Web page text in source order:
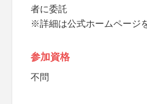
者に委託
※詳細は公式ホームページ
参加資格
不問